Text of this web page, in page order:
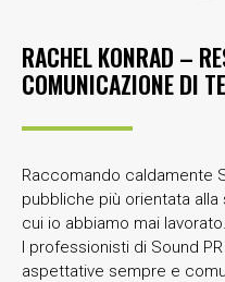
RACHEL KONRAD –
COMUNICAZIONE DI
Raccomando caldamente
pubbliche più orientata
cui io abbiamo mai lavorato.
I professionisti di Sound
aspettative sempre e